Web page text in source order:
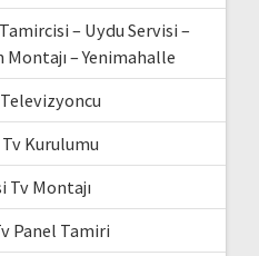
– Uydu Servisi –
– Yenimahalle
Kurulumu
Tv Montajı
Panel Tamiri